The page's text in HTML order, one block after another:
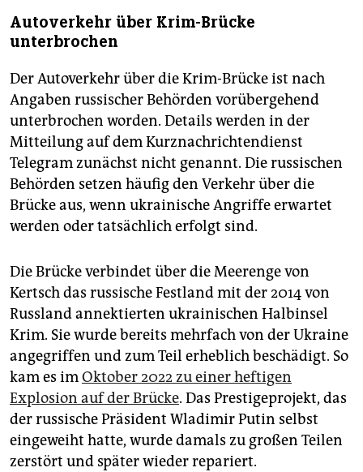
Autoverkehr über Krim-Brücke
unterbrochen
Der Autoverkehr über die Krim-Brücke ist nach
Angaben russischer Behörden vorübergehend
unterbrochen worden. Details werden in der
Mitteilung auf dem Kurznachrichtendienst
Telegram zunächst nicht genannt. Die russischen
Behörden setzen häufig den Verkehr über die
Brücke aus, wenn ukrainische Angriffe erwartet
werden oder tatsächlich erfolgt sind.
Die Brücke verbindet über die Meerenge von
Kertsch das russische Festland mit der 2014 von
Russland annektierten ukrainischen Halbinsel
Krim. Sie wurde bereits mehrfach von der Ukraine
angegriffen und zum Teil erheblich beschädigt. So
kam es imOktober 2022 zu einer heftigen
Explosion auf der Brücke. Das Prestigeprojekt, das
der russische Präsident Wladimir Putin selbst
eingeweiht hatte, wurde damals zu großen Teilen
zerstört und später wieder repariert.